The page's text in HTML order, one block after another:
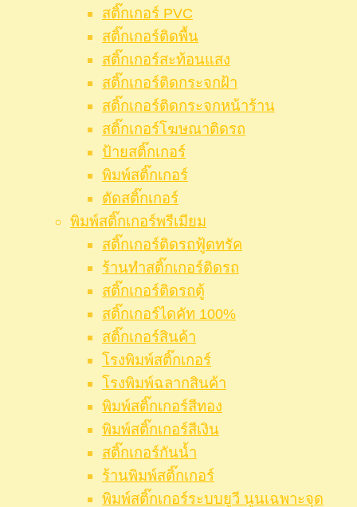
สติ๊กเกอร์ PVC
สติ๊กเกอร์ติดพื้น
สติ๊กเกอร์สะท้อนแสง
สติ๊กเกอร์ติดกระจกฝ้า
สติ๊กเกอร์ติดกระจกหน้าร้าน
สติ๊กเกอร์โฆษณาติดรถ
ป้ายสติ๊กเกอร์
พิมพ์สติ๊กเกอร์
ตัดสติ๊กเกอร์
พิมพ์สติ๊กเกอร์พรีเมียม
สติ๊กเกอร์ติดรถฟู้ดทรัค
ร้านทำสติ๊กเกอร์ติดรถ
สติ๊กเกอร์ติดรถตู้
สติ๊กเกอร์ไดคัท 100%
สติ๊กเกอร์สินค้า
โรงพิมพ์สติ๊กเกอร์
โรงพิมพ์ฉลากสินค้า
พิมพ์สติ๊กเกอร์สีทอง
พิมพ์สติ๊กเกอร์สีเงิน
สติ๊กเกอร์กันน้ำ
ร้านพิมพ์สติ๊กเกอร์
พิมพ์สติ๊กเกอร์ระบบยูวี นูนเฉพาะจุด